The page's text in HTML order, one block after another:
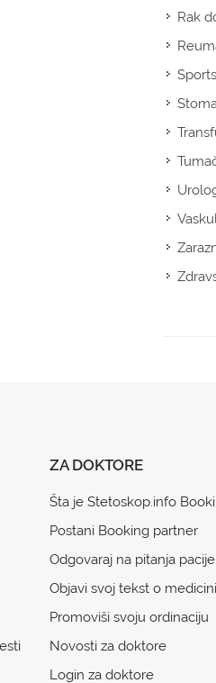
Rak
ZA DOKTORE
Šta je Stetoskop.info
Postani Booking partner
Odgovaraj na pitanja
Objavi svoj tekst o medicini
Promoviši svoju ordinaciju
Novosti za doktore
Login za doktore